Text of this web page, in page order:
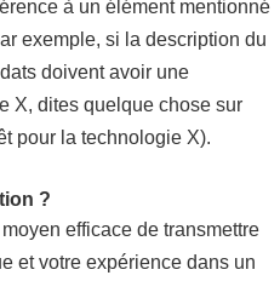
à un élément mentionné
exemple, si la description du
doivent avoir une
X, dites quelque chose sur
pour la technologie X).
?
efficace de transmettre
et votre expérience dans un